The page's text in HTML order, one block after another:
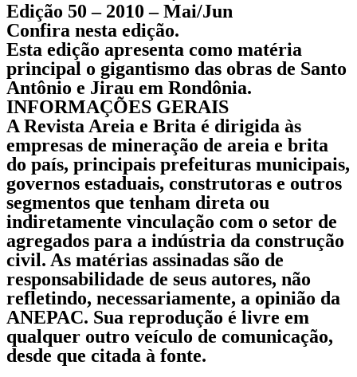
Edição 50 – 2010 – Mai/Jun
Confira nesta edição.
Esta edição apresenta como matéria
principal o gigantismo das obras de Santo
Antônio e Jirau em Rondônia.
INFORMAÇÕES GERAIS
A Revista Areia e Brita é dirigida às
empresas de mineração de areia e brita
do país, principais prefeituras municipais,
governos estaduais, construtoras e outros
segmentos que tenham direta ou
indiretamente vincu­lação com o setor de
agregados para a indústria da construção
civil. As matérias assinadas são de
responsabilidade de seus autores, não
refletindo, necessariamente, a opinião da
ANEPAC. Sua reprodução é livre em
qualquer outro veículo de comunicação,
desde que citada à fonte.